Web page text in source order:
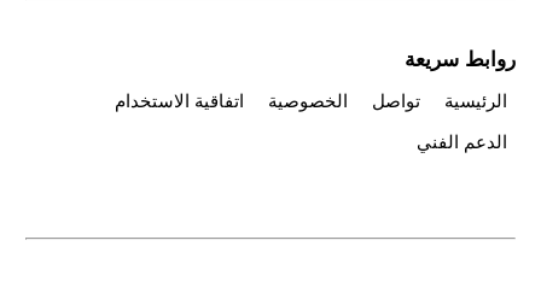
روابط سريعة
الرئيسية تواصل الخصوصية
اتفاقية الاستخدام
الدعم الفني